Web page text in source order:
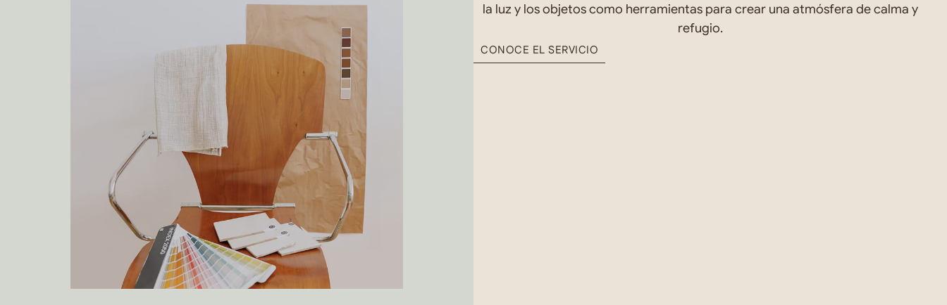
la luz y los objetos como herramientas para crear una atmósfera de calma y
refugio.
CONOCE EL SERVICIO